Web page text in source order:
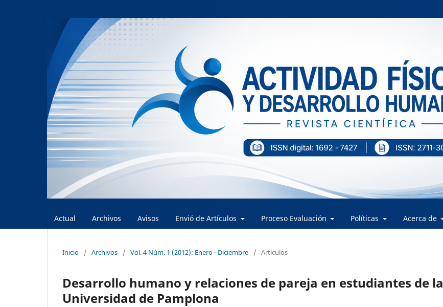
Actual Archivos Avisos Envió de Artículos Proceso Evaluación Políticas Acerca de
Inicio / Archivos / Vol. 4 Núm. 1 (2012): Enero - Diciembre / Artículos
Desarrollo humano y relaciones de pareja en estudiantes de la
Universidad de Pamplona